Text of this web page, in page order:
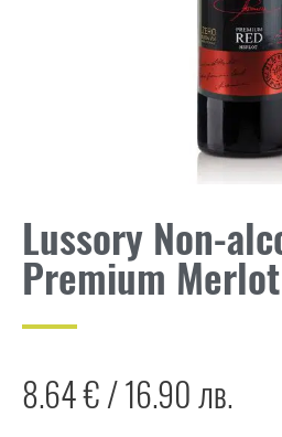
Lussory Non-
Premium Merlot
8.64€/16.90лв.